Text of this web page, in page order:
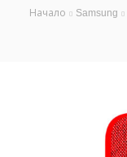
Начало Samsung